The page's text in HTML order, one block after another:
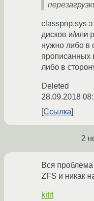
classpnp.sys
дисков и/или
нужно либо в
прописанных
либо в
Deleted
28.09.2018
Ссылка
2
Вся
ZFS и никак
kitit